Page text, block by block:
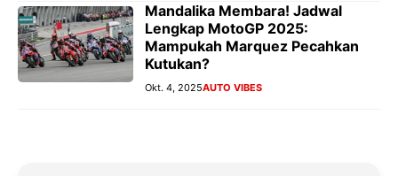
Mandalika Membara! Jadwal
Lengkap MotoGP 2025:
Mampukah Marquez Pecahkan
Kutukan?
Okt. 4, 2025AUTO VIBES